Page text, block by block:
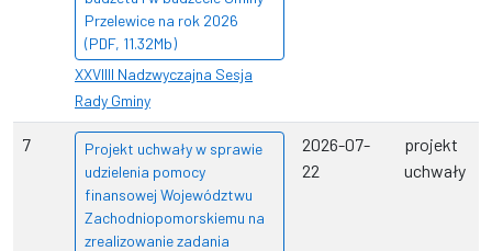
Przelewice na rok 2026
(PDF, 11.32Mb)
XXVIIII Nadzwyczajna Sesja
Rady Gminy
7
Projekt uchwały w sprawie
udzielenia pomocy
finansowej Województwu
Zachodniopomorskiemu na
zrealizowanie zadania
2026-07-
22
projekt
uchwały